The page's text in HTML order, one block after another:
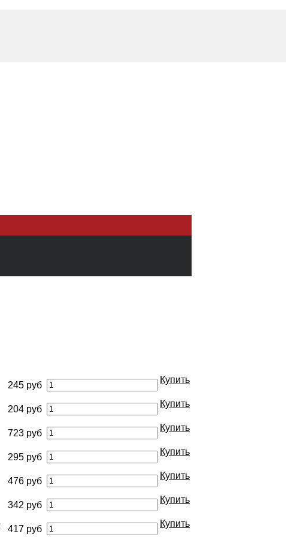
245 руб
Купить
204 руб
Купить
723 руб
Купить
295 руб
Купить
476 руб
Купить
342 руб
Купить
417 руб
Купить